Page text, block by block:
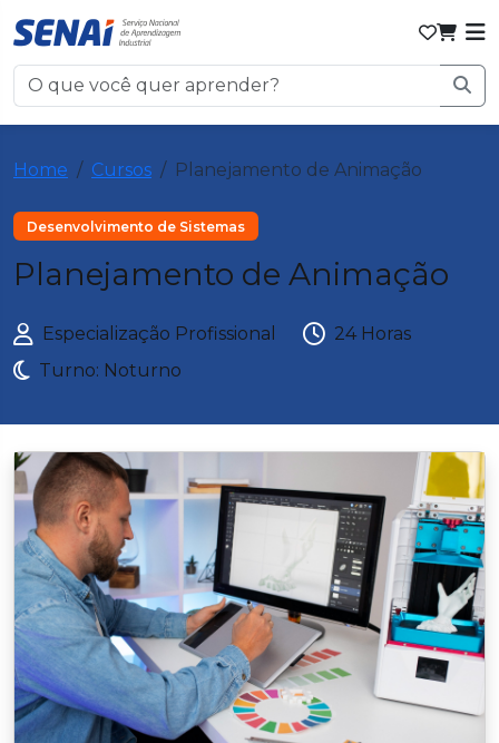
Home Cursos Planejamento de Animação
Desenvolvimento de Sistemas
Planejamento de Animação
Especialização Profissional
24 Horas
Turno: Noturno